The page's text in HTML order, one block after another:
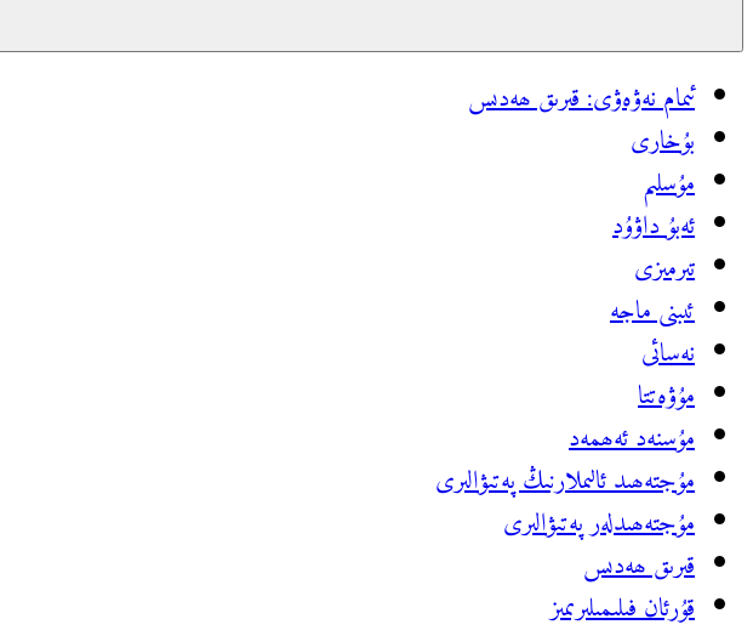
ئىمام نەۋەۋى: قىرىق ھەدىس
بۇخارى
مۇسلىم
ئەبۇ داۋۇد
تىرمىزى
ئىبنى ماجە
نەسائى
مۇۋەتتا
مۇسنەد ئ‍ەھمەد
مۇجتەھىد ئالىملارنىڭ پەتىۋالىرى
مۇجتەھىدلەر پەتىۋالىرى
قىرىق ھەدىس
قۇرئان فىلىمىلىرىمىز